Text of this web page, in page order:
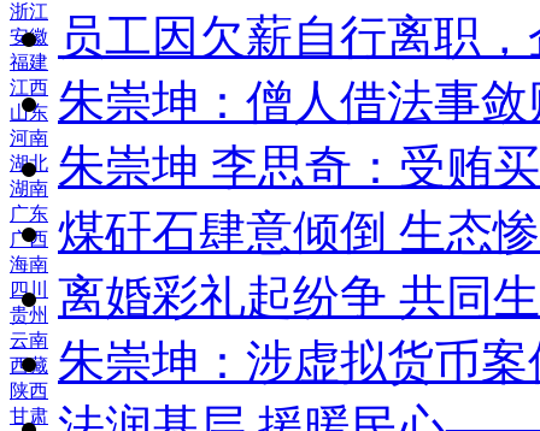
浙江
安徽
福建
江西
山东
河南
湖北
湖南
广东
广西
海南
四川
贵州
云南
西藏
陕西
甘肃
员工因欠薪自行离职
朱崇坤：僧人借法事
朱崇坤 李思奇：受贿
煤矸石肆意倾倒 生态
离婚彩礼起纷争 共同
朱崇坤：涉虚拟货币